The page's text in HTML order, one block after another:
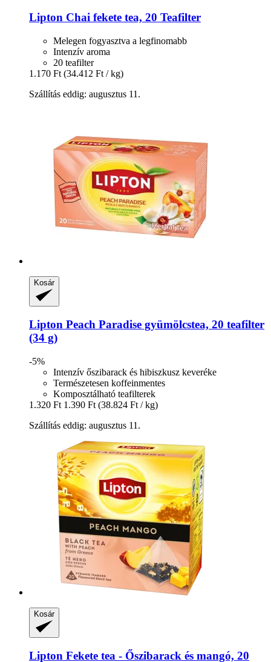
Lipton Chai fekete tea, 20 Teafilter
Melegen fogyasztva a legfinomabb
Intenzív aroma
20 teafilter
1.170 Ft (34.412 Ft / kg)
Szállítás eddig: augusztus 11.
Kosár
Lipton Peach Paradise gyümölcstea, 20 teafilter
(34 g)
-5%
Intenzív őszibarack és hibiszkusz keveréke
Természetesen koffeinmentes
Komposztálható teafilterek
1.320 Ft 1.390 Ft (38.824 Ft / kg)
Szállítás eddig: augusztus 11.
Kosár
Lipton Fekete tea -​ Őszibarack és mangó, 20